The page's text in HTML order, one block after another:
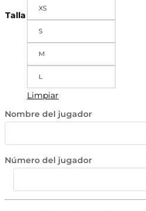
Talla
XS
S
M
L
Limpiar
Nombre del jugador
Número del jugador